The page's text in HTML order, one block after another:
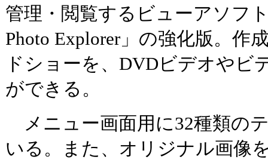
管理・閲覧するビューアソフ
Photo Explorer」の強化版。作
ドショーを、DVDビデオやビ
ができる。
メニュー画面用に32種類の
いる。また、オリジナル画像